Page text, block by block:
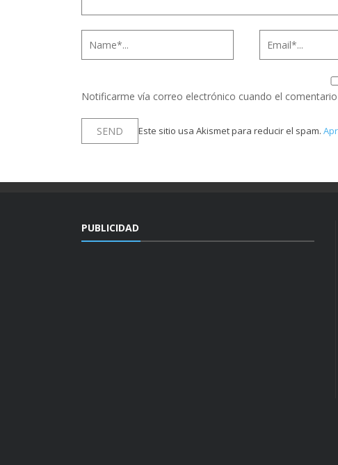
Notificarme vía correo electrónico cuando el
Este sitio usa Akismet para reducir el spam.
PUBLICIDAD